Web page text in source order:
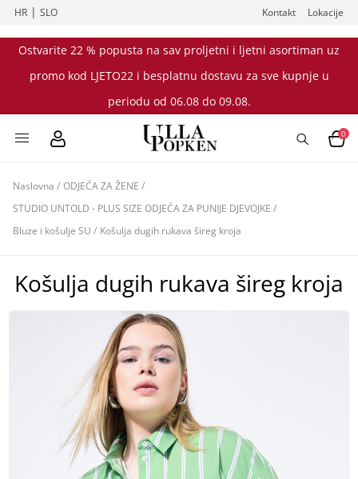
HR |SLO Kontakt Lokacije
Ostvarite 22 % popusta na sav proljetni i ljetni asortiman uz
promo kod LJETO22 i besplatnu dostavu za sve kupnje u
periodu od 06.08 do 09.08.
0
Naslovna / ODJEĆA ZA ŽENE /
STUDIO UNTOLD - PLUS SIZE ODJEĆA ZA PUNIJE DJEVOJKE /
Bluze i košulje SU / Košulja dugih rukava šireg kroja
Košulja dugih rukava šireg kroja